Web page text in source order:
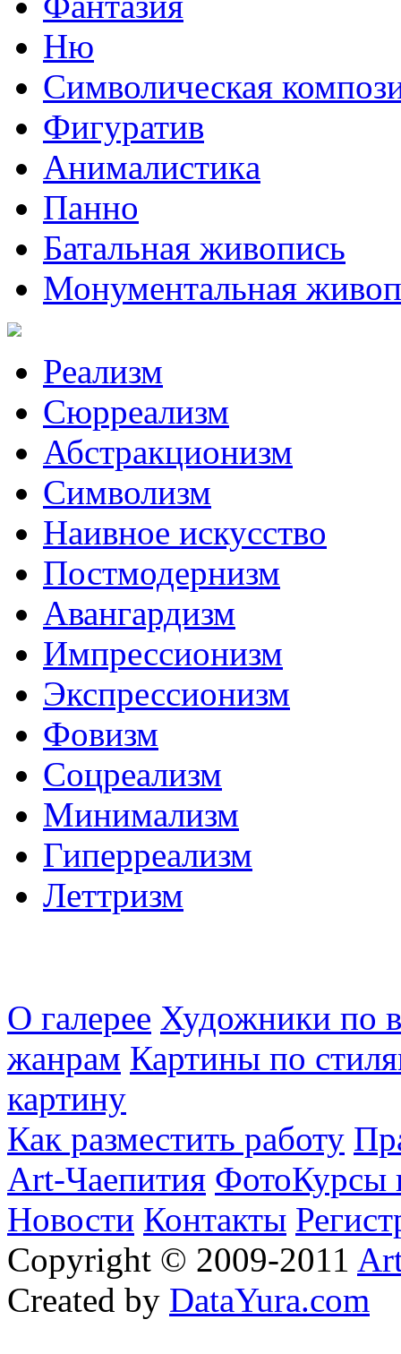
Ню
Символическая
Фигуратив
Анималистикa
Панно
Батальная живопись
Монументальная
Реализм
Сюрреализм
Абстракционизм
Символизм
Наивное искусство
Постмодернизм
Авангардизм
Импрессионизм
Экспрессионизм
Фовизм
Соцреализм
Минимализм
Гиперреализм
Леттризм
О галерее Художники по
жанрам Картины по
картину
Как разместить работу
Art-Чаепития ФотоКурсы
Новости Контакты
Copyright © 2009-2011
Created by DataYura.com